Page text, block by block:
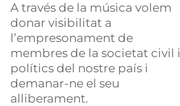
A través de la música volem
donar visibilitat a
l’empresonament de
membres de la societat civil i
polítics del nostre país i
demanar-ne el seu
alliberament.